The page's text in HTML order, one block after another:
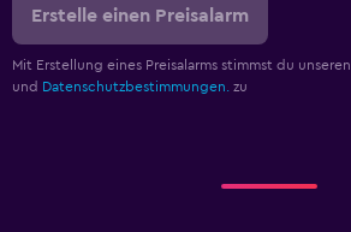
Erstelle einen Preisalarm
Mit Erstellung eines Preisalarms stimmst du unseren
und Datenschutzbestimmungen. zu